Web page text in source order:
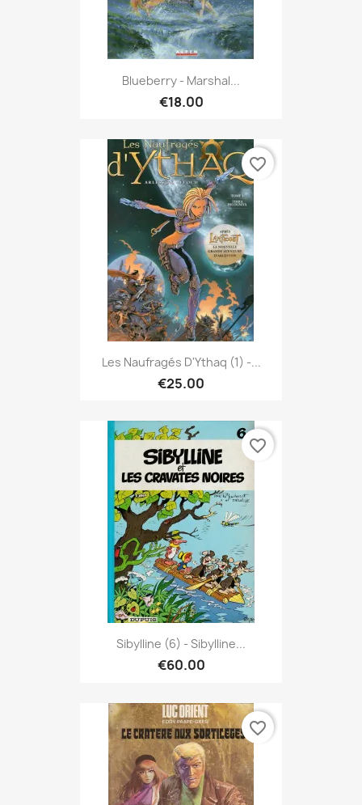
Blueberry - Marshal...
€18.00
Les Naufragés D'Ythaq (1) -...
€25.00
favorite_border
Sibylline (6) - Sibylline...
€60.00
favorite_border
favorite_border